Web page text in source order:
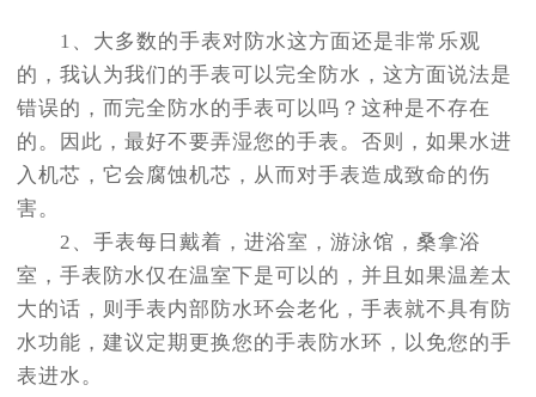
1、大多数的手表对防水这方面还是非常乐观
的，我认为我们的手表可以完全防水，这方面说法是
错误的，而完全防水的手表可以吗？这种是不存在
的。因此，最好不要弄湿您的手表。否则，如果水进
入机芯，它会腐蚀机芯，从而对手表造成致命的伤
害。
2、手表每日戴着，进浴室，游泳馆，桑拿浴
室，手表防水仅在温室下是可以的，并且如果温差太
大的话，则手表内部防水环会老化，手表就不具有防
水功能，建议定期更换您的手表防水环，以免您的手
表进水。